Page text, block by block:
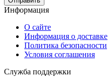
Информация
О сайте
Информация о доставке
Политика безопасности
Условия соглашения
Служба поддержки